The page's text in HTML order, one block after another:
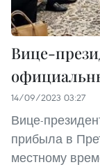
Вице-
14/09/2023 03:27
Вице-
прибыла в
местному